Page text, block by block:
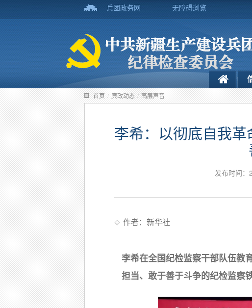
兵团政务网 无障碍浏览
首页 / 廉政动态 / 高层声音
李希：以彻底自我
发布时间：
作者：新华社
李希在全国纪检监察干部队伍教
担当、敢于善于斗争的纪检监察